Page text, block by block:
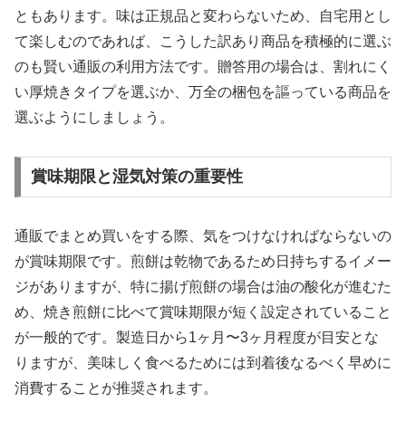
ともあります。味は正規品と変わらないため、自宅用とし
て楽しむのであれば、こうした訳あり商品を積極的に選ぶ
のも賢い通販の利用方法です。贈答用の場合は、割れにく
い厚焼きタイプを選ぶか、万全の梱包を謳っている商品を
選ぶようにしましょう。
賞味期限と湿気対策の重要性
通販でまとめ買いをする際、気をつけなければならないの
が賞味期限です。煎餅は乾物であるため日持ちするイメー
ジがありますが、特に揚げ煎餅の場合は油の酸化が進むた
め、焼き煎餅に比べて賞味期限が短く設定されていること
が一般的です。製造日から1ヶ月〜3ヶ月程度が目安とな
りますが、美味しく食べるためには到着後なるべく早めに
消費することが推奨されます。